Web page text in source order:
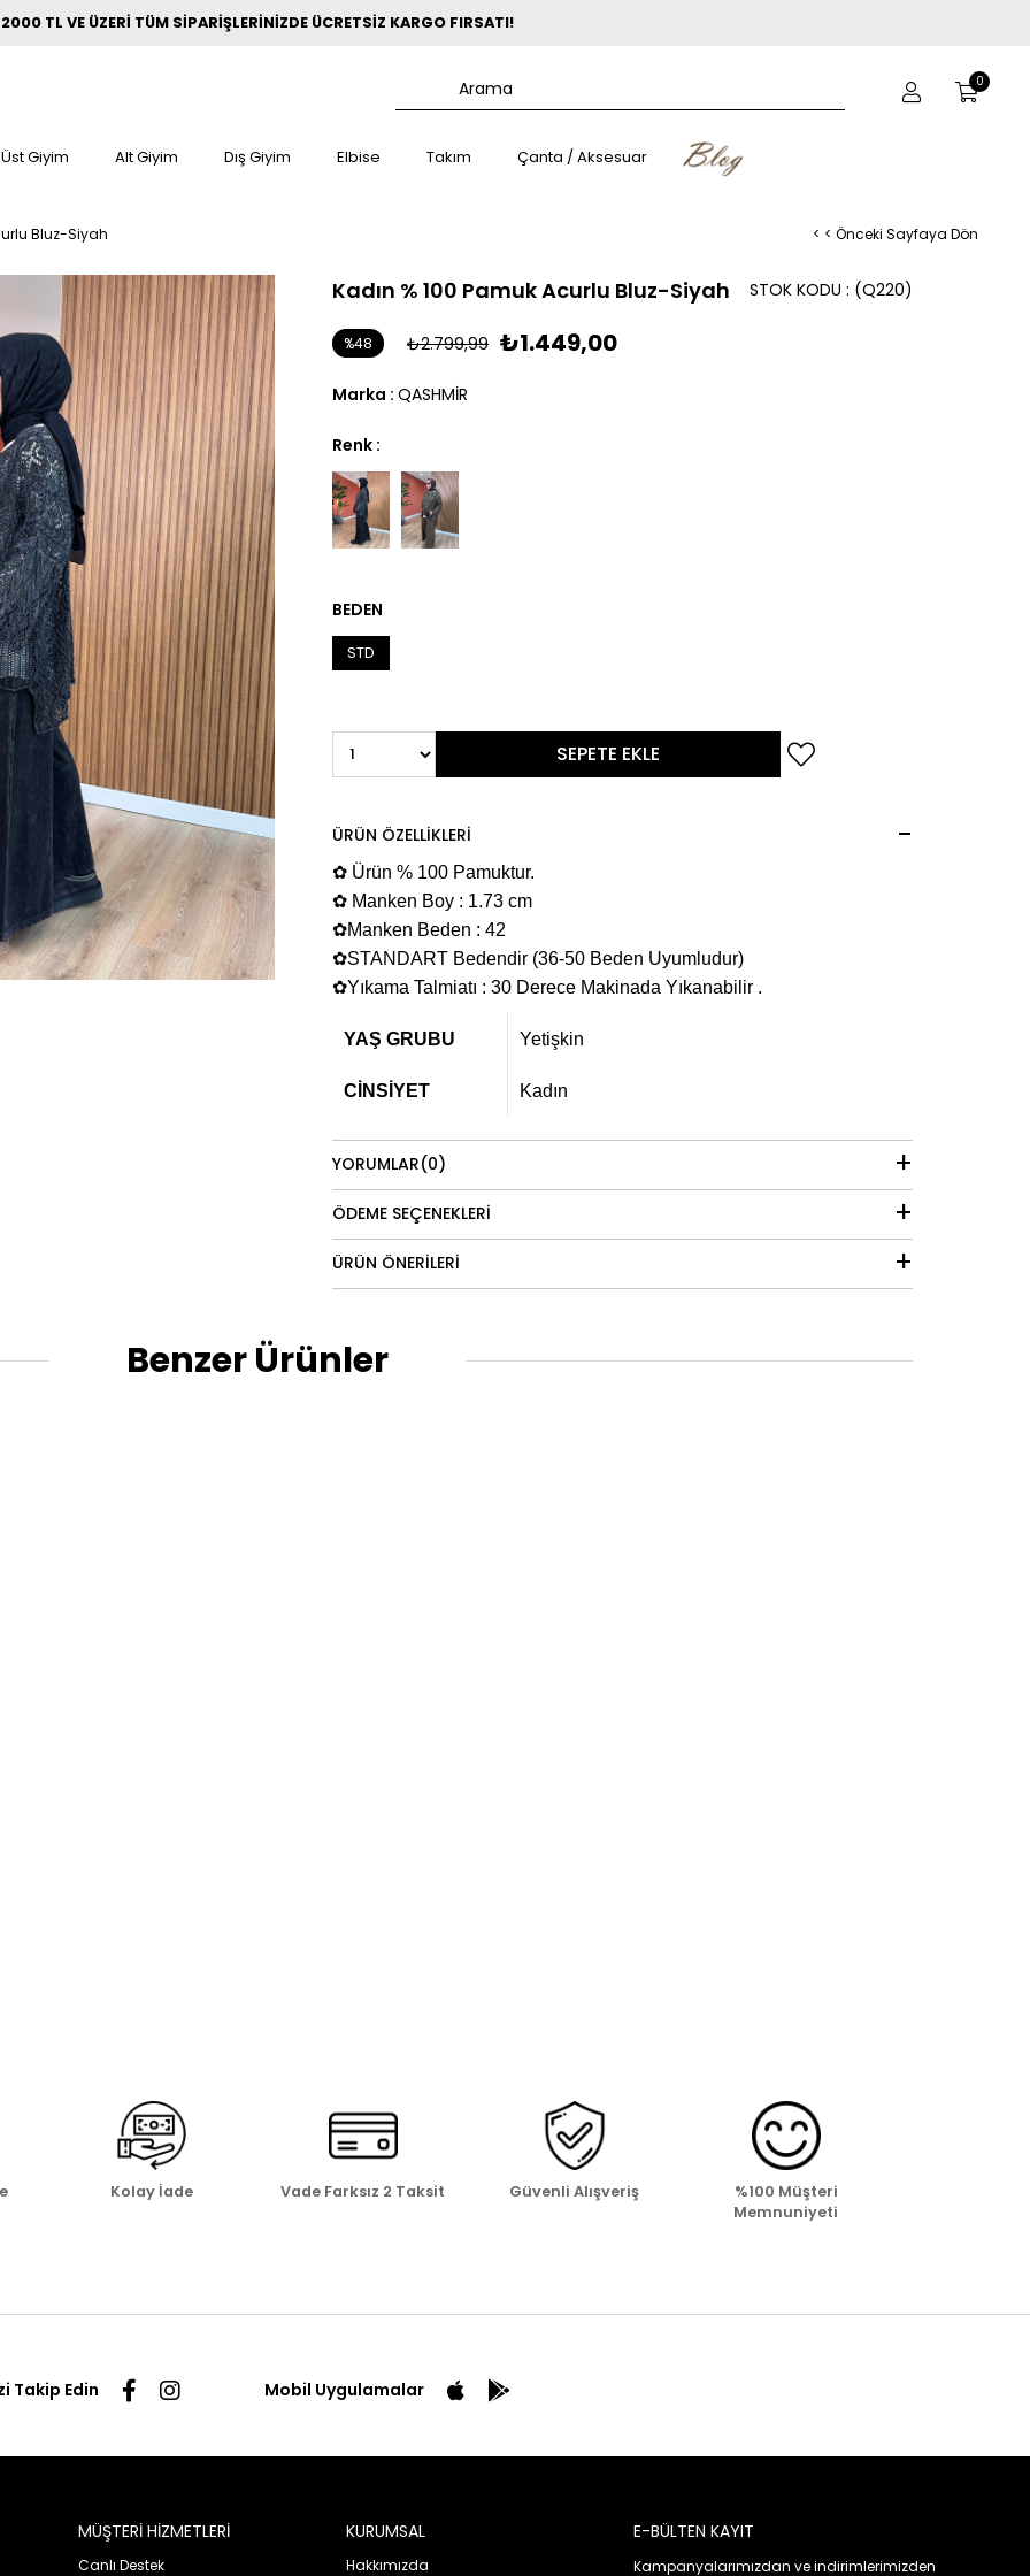
2000 TL VE ÜZERİ TÜM SİPARİŞLERİNİZDE ÜCRETSİZ KARGO FIRSATI!
0
Üst Giyim Alt Giyim Dış Giyim Elbise Takım Çanta / Aksesuar
Bluz-Siyah < < Önceki Sayfaya Dön
Kadın % 100 Pamuk Acurlu Bluz-Siyah (Q220)
STOK KODU
₺2.799,99 ₺1.449,00
%48
Marka : QASHMİR
Renk :
BEDEN
STD
ÜRÜN ÖZELLIKLERI
✿ Ürün % 100 Pamuktur.
✿ Manken Boy : 1.73 cm
✿Manken Beden : 42
✿STANDART Bedendir (36-50 Beden Uyumludur)
✿Yıkama Talmiatı : 30 Derece Makinada Yıkanabilir .
YAŞ GRUBU Yetişkin
CİNSİYET Kadın
YORUMLAR(0)
ÖDEME SEÇENEKLERI
ÜRÜN ÖNERILERI
Benzer Ürünler
Kolay İade Vade Farksız 2 Taksit Güvenli Alışveriş
%100 Müşteri
Memnuniyeti
Takip Edin Mobil Uygulamalar
MÜŞTERİ HİZMETLERİ
Canlı Destek
KURUMSAL
Hakkımızda
E-BÜLTEN KAYIT
Kampanyalarımızdan ve indirimlerimizden